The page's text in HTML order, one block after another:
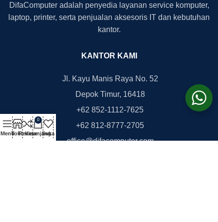
DifaComputer adalah penyedia layanan service komputer,
laptop, printer, serta penjualan aksesoris IT dan kebutuhan
kantor.
KANTOR KAMI
Jl. Kayu Manis Raya No. 52
Depok Timur, 16418
+62 852-1112-7625
+62 812-8777-2705
office@difacomputer.com
MenuTokoReview
0
Keranjang
Suka